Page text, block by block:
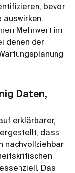
bevor
auswirken.
Mehrwert im
denen der
Daten,
erklärbarer,
dass
nachvollziehbar
Das